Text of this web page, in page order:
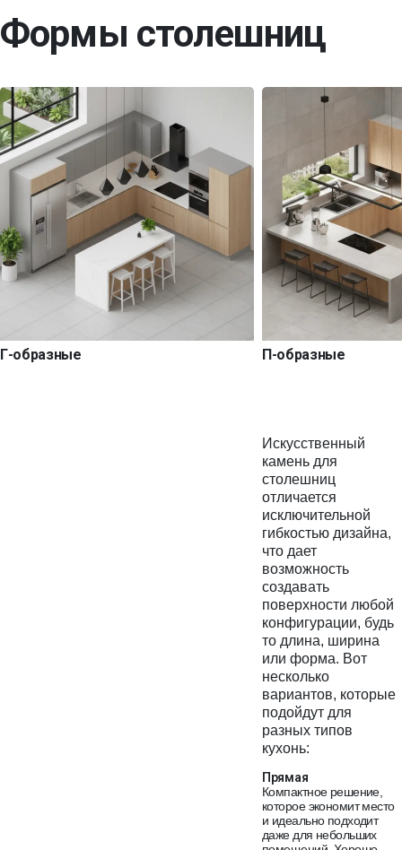
Формы столешниц
Г-образные П-образные
Искусственный
камень для
столешниц
отличается
исключительной
гибкостью дизайна,
что дает
возможность
создавать
поверхности любой
конфигурации, будь
то длина, ширина
или форма. Вот
несколько
вариантов, которые
подойдут для
разных типов
кухонь:
Прямая
Компактное решение,
которое экономит место
и идеально подходит
даже для небольших